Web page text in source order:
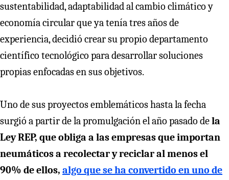
sustentabilidad, adaptabilidad al cambio climático y
economía circular que ya tenía tres años de
experiencia, decidió crear su propio departamento
científico tecnológico para desarrollar soluciones
propias enfocadas en sus objetivos.
Uno de sus proyectos emblemáticos hasta la fecha
surgió a partir de la promulgación el año pasado dela
Ley REP, que obliga a las empresas que importan
neumáticos a recolectar y reciclar al menos el
90% de ellos, algo que se ha convertido en uno de